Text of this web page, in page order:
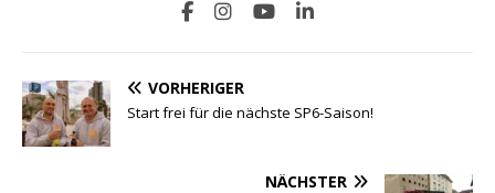
VORHERIGER
Start frei für die nächste SP6-Saison!
NÄCHSTER